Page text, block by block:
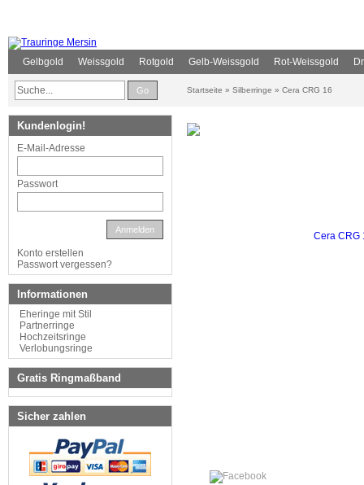
Gelbgold Weissgold Rotgold Gelb-Weissgold Rot-Weissgold
Go Startseite » Silberringe » Cera CRG 16
Kundenlogin!
E-Mail-Adresse
Passwort
Anmelden
Konto erstellen
Passwort vergessen?
Informationen
Eheringe mit Stil
Partnerringe
Hochzeitsringe
Verlobungsringe
Gratis Ringmaßband
Sicher zahlen